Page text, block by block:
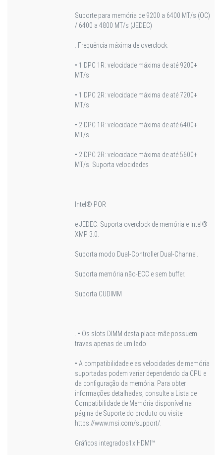
Suporte para memória de 9200 a 6400 MT/s (OC)
/ 6400 a 4800 MT/s (JEDEC)
. Frequência máxima de overclock:
• 1 DPC 1R: velocidade máxima de até 9200+
MT/s
• 1 DPC 2R: velocidade máxima de até 7200+
MT/s
• 2 DPC 1R: velocidade máxima de até 6400+
MT/s
• 2 DPC 2R: velocidade máxima de até 5600+
MT/s. Suporta velocidades
Intel® POR
e JEDEC. Suporta overclock de memória e Intel®
XMP 3.0.
Suporta modo Dual-Controller Dual-Channel.
Suporta memória não-ECC e sem buffer.
Suporta CUDIMM
. • Os slots DIMM desta placa-mãe possuem
travas apenas de um lado.
• A compatibilidade e as velocidades de memória
suportadas podem variar dependendo da CPU e
da configuração da memória. Para obter
informações detalhadas, consulte a Lista de
Compatibilidade de Memória disponível na
página de Suporte do produto ou visite
https://www.msi.com/support/.
Gráficos integrados1x HDMI™